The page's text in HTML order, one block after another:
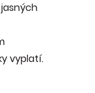
vyplatí.